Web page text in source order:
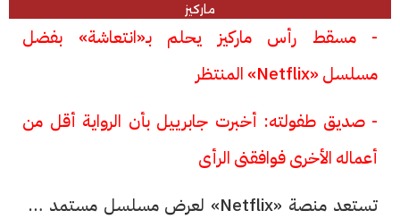
ماركيز
- مسقط رأس ماركيز يحلم بـ«انتعاشة» بفضل
مسلسل «Netflix» المنتظر
- صديق طفولته: أخبرت جابرييل بأن الرواية أقل من
أعماله الأخرى فوافقنى الرأى
تستعد منصة «Netflix» لعرض مسلسل مستمد من